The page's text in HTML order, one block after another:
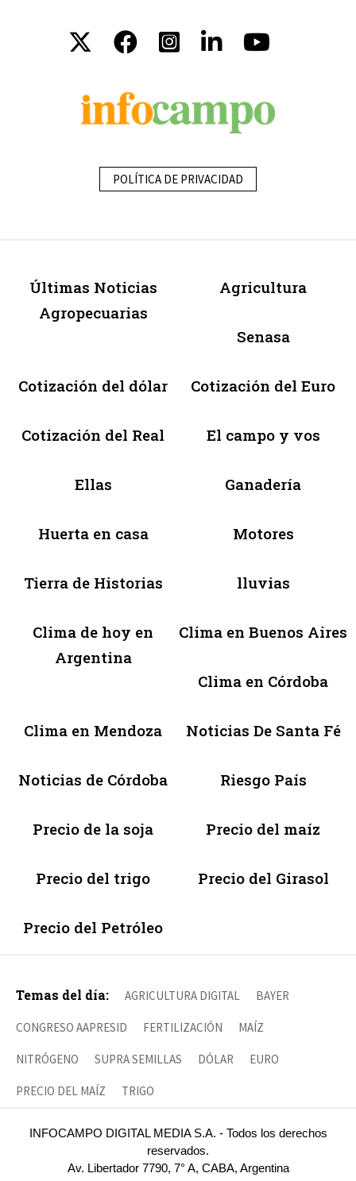
POLÍTICA DE PRIVACIDAD
Últimas Noticias
Agropecuarias
Agricultura
Senasa
Cotización del dólar Cotización del Euro
Cotización del Real El campo y vos
Ellas Ganadería
Huerta en casa Motores
Tierra de Historias lluvias
Clima de hoy en
Argentina
Clima en Buenos Aires
Clima en Córdoba
Clima en Mendoza Noticias De Santa Fé
Noticias de Córdoba Riesgo País
Precio de la soja Precio del maíz
Precio del trigo Precio del Girasol
Precio del Petróleo
Temas del día: AGRICULTURA DIGITAL BAYER
CONGRESO AAPRESID FERTILIZACIÓN MAÍZ
NITRÓGENO SUPRA SEMILLAS DÓLAR EURO
PRECIO DEL MAÍZ TRIGO
INFOCAMPO DIGITAL MEDIA S.A. - Todos los derechos
reservados.
Av. Libertador 7790, 7° A, CABA, Argentina